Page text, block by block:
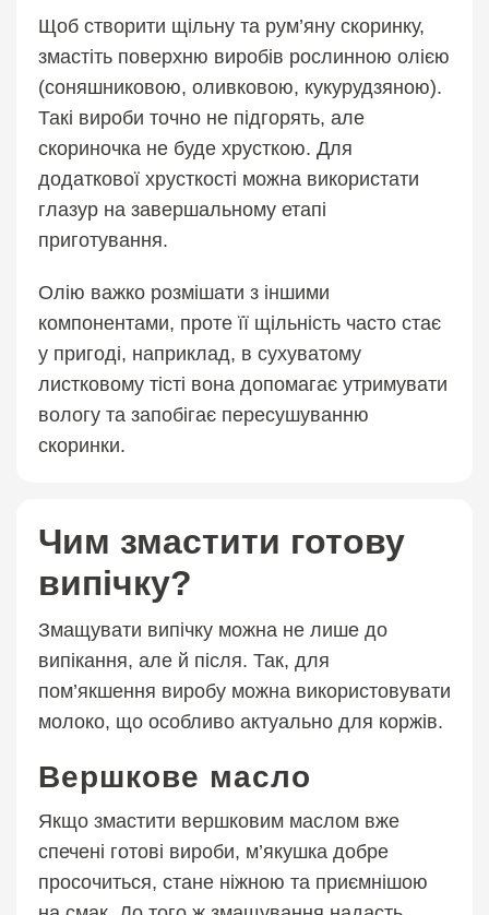
Щоб створити щільну та рум’яну скоринку,
змастіть поверхню виробів рослинною олією
(соняшниковою, оливковою, кукурудзяною).
Такі вироби точно не підгорять, але
скориночка не буде хрусткою. Для
додаткової хрусткості можна використати
глазур на завершальному етапі
приготування.
Олію важко розмішати з іншими
компонентами, проте її щільність часто стає
у пригоді, наприклад, в сухуватому
листковому тісті вона допомагає утримувати
вологу та запобігає пересушуванню
скоринки.
Чим змастити готову
випічку?
Змащувати випічку можна не лише до
випікання, але й після. Так, для
пом’якшення виробу можна використовувати
молоко, що особливо актуально для коржів.
Вершкове масло
Якщо змастити вершковим маслом вже
спечені готові вироби, м’якушка добре
просочиться, стане ніжною та приємнішою